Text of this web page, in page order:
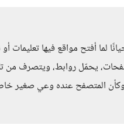
لما أفتح مواقع فيها تعليمات
يحمّل روابط، ويتصرف من
المتصفح عنده وعي صغير